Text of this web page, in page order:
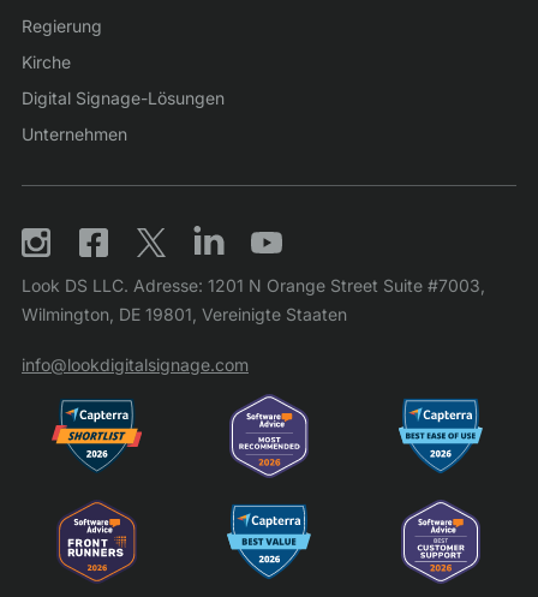
Regierung
Kirche
Digital Signage-Lösungen
Unternehmen
Look DS LLC. Adresse: 1201 N Orange Street Suite #7003,
Wilmington, DE 19801, Vereinigte Staaten
info@lookdigitalsignage.com